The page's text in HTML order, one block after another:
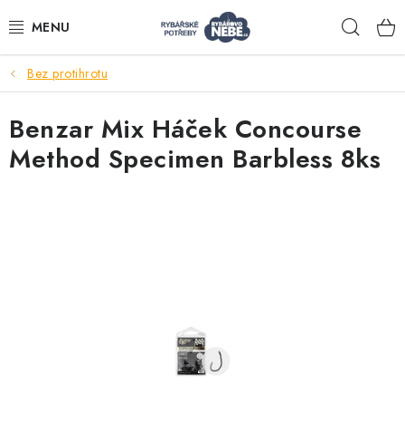
na
Akce
Navijáky
Bez protihrotu
Benzar Mix Háček Concourse
Method Specimen Barbless 8ks